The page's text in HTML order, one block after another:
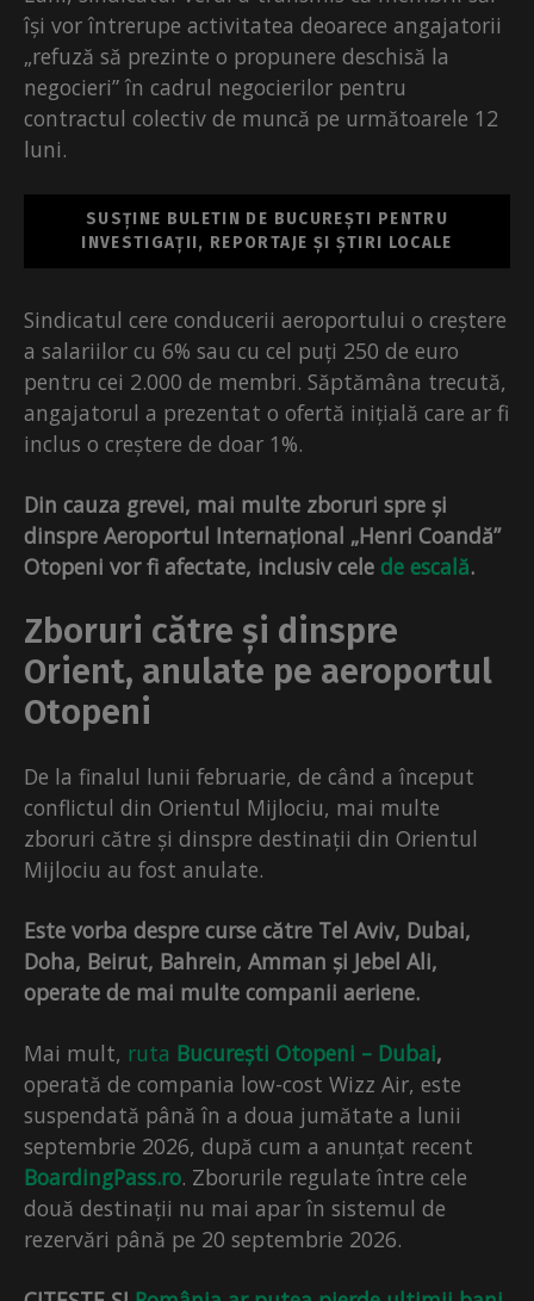
își vor întrerupe activitatea deoarece angajatorii
„refuză să prezinte o propunere deschisă la
negocieri” în cadrul negocierilor pentru
contractul colectiv de muncă pe următoarele 12
luni.
SUSȚINE BULETIN DE BUCUREȘTI PENTRU
INVESTIGAȚII, REPORTAJE ȘI ȘTIRI LOCALE
Sindicatul cere conducerii aeroportului o creștere
a salariilor cu 6% sau cu cel puți 250 de euro
pentru cei 2.000 de membri. Săptămâna trecută,
angajatorul a prezentat o ofertă inițială care ar fi
inclus o creștere de doar 1%.
Din cauza grevei, mai multe zboruri spre și
dinspre Aeroportul Internațional „Henri Coandă”
Otopeni vor fi afectate, inclusiv cele de escală.
Zboruri către și dinspre
Orient, anulate pe aeroportul
Otopeni
De la finalul lunii februarie, de când a început
conflictul din Orientul Mijlociu, mai multe
zboruri către și dinspre destinații din Orientul
Mijlociu au fost anulate.
Este vorba despre curse către Tel Aviv, Dubai,
Doha, Beirut, Bahrein, Amman și Jebel Ali,
operate de mai multe companii aeriene.
Mai mult, ruta București Otopeni – Dubai,
operată de compania low-cost Wizz Air, este
suspendată până în a doua jumătate a lunii
septembrie 2026, după cum a anunțat recent
BoardingPass.ro. Zborurile regulate între cele
două destinații nu mai apar în sistemul de
rezervări până pe 20 septembrie 2026.